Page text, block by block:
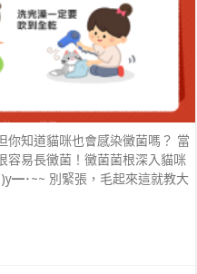
你知道貓咪也會感染黴菌嗎？ 當
容易長黴菌！黴菌菌根深入貓咪
･~~ 別緊張，毛起來這就教大